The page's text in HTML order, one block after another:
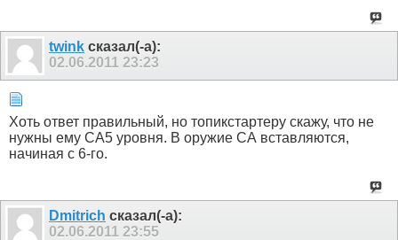
twink сказал(-а):
02.06.2011 23:23
Хоть ответ правильный, но топикстартеру скажу, что не
нужны ему СА5 уровня. В оружие СА вставляются,
начиная с 6-го.
Dmitrich сказал(-а):
02.06.2011 23:55